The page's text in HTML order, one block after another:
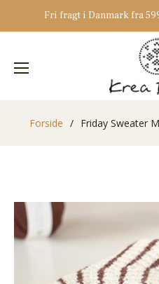
Fri fragt i Danmark fra
Forside / Friday Sweater